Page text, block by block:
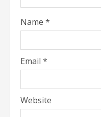
Name *
Email *
Website